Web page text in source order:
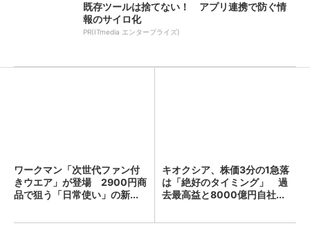
既存ツールは捨てない！ アプリ連携で防ぐ情
報のサイロ化
PR(ITmedia エンタープライズ)
ワークマン「次世代ファン付
きウエア」が登場 2900円商
品で狙う「日常使い」の新...
キオクシア、株価3分の1急落
は「絶好のタイミング」 過
去最高益と8000億円自社...